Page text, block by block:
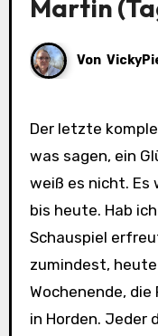
Martin
Von
Der letzte komplette Tag hier und soll ich euch
was sagen, ein
weiß es nicht. Es
bis heute. Hab
Schauspiel
zumindest,
Wochenende,
in Horden. Jeder